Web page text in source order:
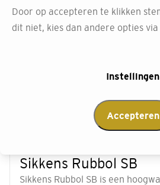
Sikkens Rubbol SB
Sikkens Rubbol SB is een
Door op accepteren te klikken
dit niet, kies dan andere opties via
Instellingen
Accepteren